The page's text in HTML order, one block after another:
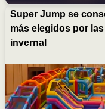
Super Jump se
más elegidos por
invernal